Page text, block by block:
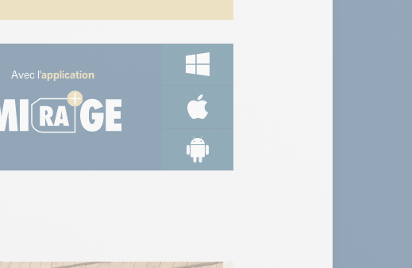
Avec l'application